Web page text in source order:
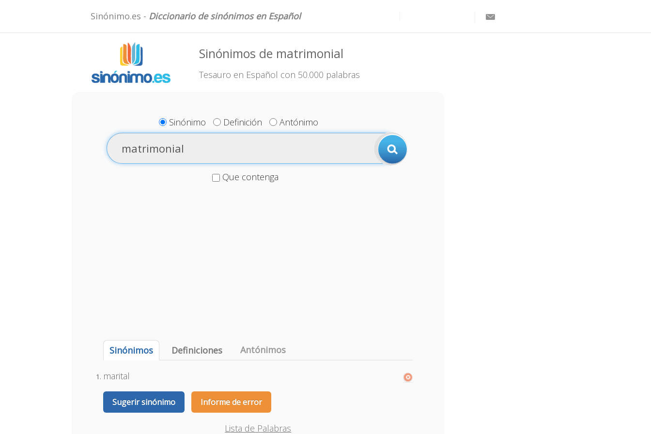
Sinónimo.es - Diccionario de sinónimos en Español
Sinónimos de matrimonial
Tesauro en Español con 50.000 palabras
Sinónimo Definición Antónimo
Que contenga
Sinónimos Definiciones Antónimos
marital
Sugerir sinónimo Informe de error
Lista de Palabras